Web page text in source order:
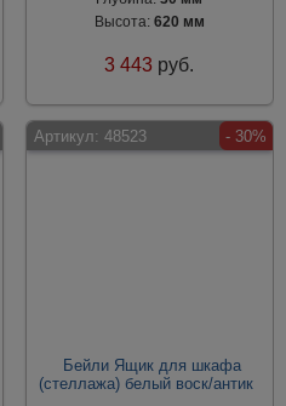
Высота: 620 мм
3 443 руб.
Артикул: 48523 - 30%
Бейли Ящик для шкафа
(стеллажа) белый воск/антик